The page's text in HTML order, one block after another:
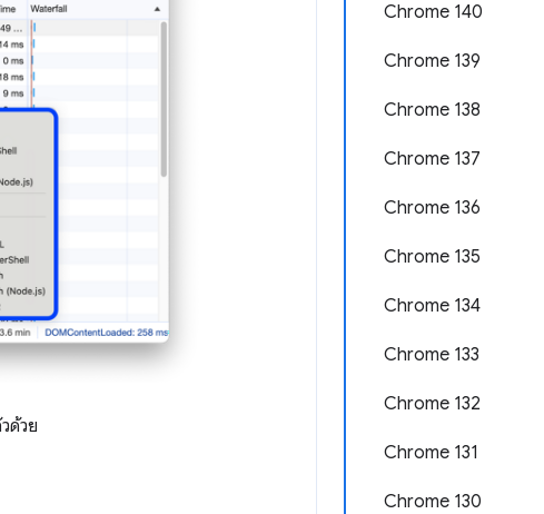
Chrome 140
Chrome 139
Chrome 138
Chrome 137
Chrome 136
Chrome 135
Chrome 134
Chrome 133
Chrome 132
Chrome 131
Chrome 130
ด้วย